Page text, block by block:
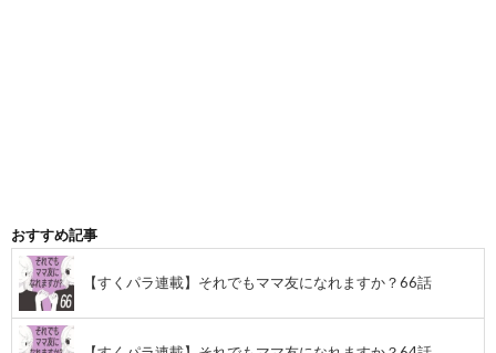
おすすめ記事
【すくパラ連載】それでもママ友になれますか？66話